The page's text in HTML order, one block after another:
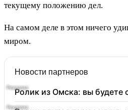
текущему положению дел.
На самом деле в этом ничего
миром.
Новости партнеров
Ролик из Омска: вы будете